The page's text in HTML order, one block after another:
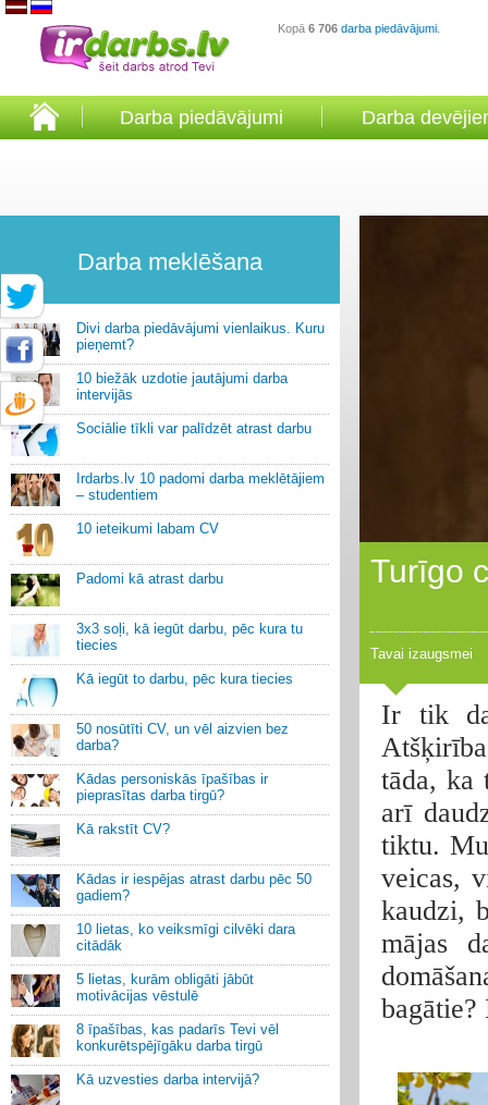
Kopā 6 706 darba piedāvājumi
Darba piedāvājumi Darba
Darba meklēšana
Divi darba piedāvājumi vienlaikus. Kuru
pieņemt?
10 biežāk uzdotie jautājumi darba
intervijās
Sociālie tīkli var palīdzēt atrast darbu
Irdarbs.lv 10 padomi darba meklētājiem
– studentiem
10 ieteikumi labam CV
Padomi kā atrast darbu
3x3 soļi, kā iegūt darbu, pēc kura tu
tiecies
Kā iegūt to darbu, pēc kura tiecies
50 nosūtīti CV, un vēl aizvien bez
darba?
Kādas personiskās īpašības ir
pieprasītas darba tirgū?
Kā rakstīt CV?
Kādas ir iespējas atrast darbu pēc 50
gadiem?
10 lietas, ko veiksmīgi cilvēki dara
citādāk
5 lietas, kurām obligāti jābūt
motivācijas vēstulē
8 īpašības, kas padarīs Tevi vēl
konkurētspējīgāku darba tirgū
Kā uzvesties darba intervijā?
Turīgo
Tavai izaugsmei
Ir tik
tāda, ka
arī
tiktu.
veicas,
kaudzi,
mājas
bagātie?